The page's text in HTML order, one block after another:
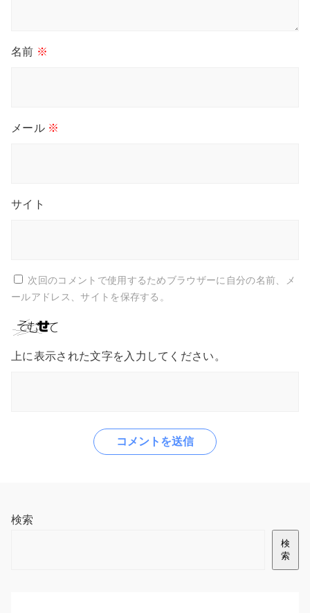
名前 ※
メール ※
サイト
次回のコメントで使用するためブラウザーに自分の名前、メ
ールアドレス、サイトを保存する。
上に表示された文字を入力してください。
検索
検
索